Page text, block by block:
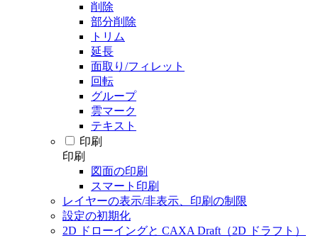
削除
部分削除
トリム
延長
面取り/フィレット
回転
グループ
雲マーク
テキスト
印刷
印刷
図面の印刷
スマート印刷
レイヤーの表示/非表示、印刷の制限
設定の初期化
2D ドローイングと CAXA Draft（2D ドラフト）